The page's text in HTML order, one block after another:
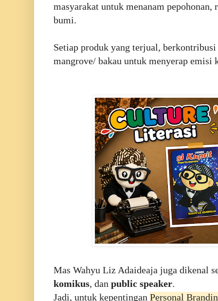
masyarakat untuk menanam
bumi.
Setiap produk yang terjual, berkontribusi
mangrove/ bakau untuk menyerap emisi
Mas Wahyu Liz Adaideaja juga dikenal
komikus, dan public speaker.
Jadi, untuk kepentingan Personal